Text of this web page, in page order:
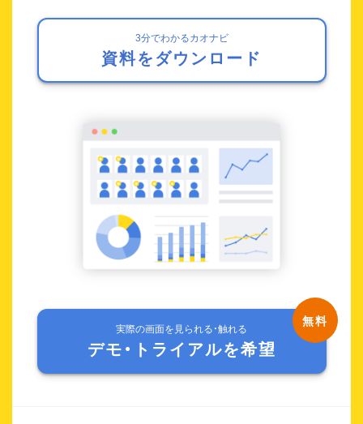
3分でわかるカオナビ
資料をダウンロード
実際の画面を見られる・触れる
デモ・トライアルを希望